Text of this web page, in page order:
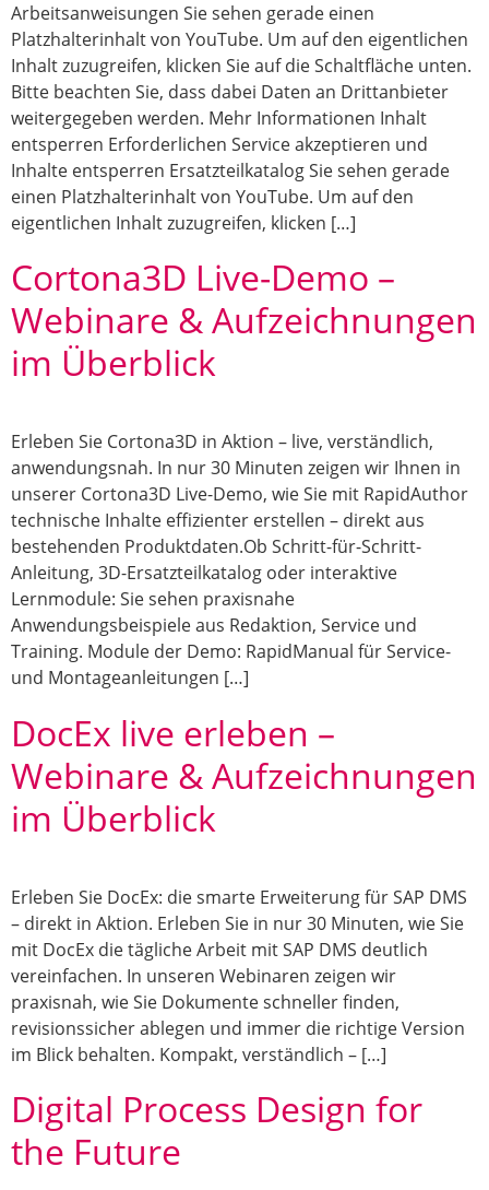
Arbeitsanweisungen Sie sehen gerade einen
Platzhalterinhalt von YouTube. Um auf den eigentlichen
Inhalt zuzugreifen, klicken Sie auf die Schaltfläche unten.
Bitte beachten Sie, dass dabei Daten an Drittanbieter
weitergegeben werden. Mehr Informationen Inhalt
entsperren Erforderlichen Service akzeptieren und
Inhalte entsperren Ersatzteilkatalog Sie sehen gerade
einen Platzhalterinhalt von YouTube. Um auf den
eigentlichen Inhalt zuzugreifen, klicken […]
Cortona3D Live-Demo –
Webinare & Aufzeichnungen
im Überblick
Erleben Sie Cortona3D in Aktion – live, verständlich,
anwendungsnah. In nur 30 Minuten zeigen wir Ihnen in
unserer Cortona3D Live-Demo, wie Sie mit RapidAuthor
technische Inhalte effizienter erstellen – direkt aus
bestehenden Produktdaten.Ob Schritt-für-Schritt-
Anleitung, 3D-Ersatzteilkatalog oder interaktive
Lernmodule: Sie sehen praxisnahe
Anwendungsbeispiele aus Redaktion, Service und
Training. Module der Demo: RapidManual für Service-
und Montageanleitungen […]
DocEx live erleben –
Webinare & Aufzeichnungen
im Überblick
Erleben Sie DocEx: die smarte Erweiterung für SAP DMS
– direkt in Aktion. Erleben Sie in nur 30 Minuten, wie Sie
mit DocEx die tägliche Arbeit mit SAP DMS deutlich
vereinfachen. In unseren Webinaren zeigen wir
praxisnah, wie Sie Dokumente schneller finden,
revisionssicher ablegen und immer die richtige Version
im Blick behalten. Kompakt, verständlich – […]
Digital Process Design for
the Future